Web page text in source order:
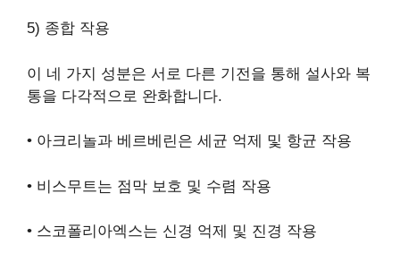
5) 종합 작용
이 네 가지 성분은 서로 다른 기전을 통해 설사와 복
통을 다각적으로 완화합니다.
• 아크리놀과 베르베린은 세균 억제 및 항균 작용
• 비스무트는 점막 보호 및 수렴 작용
• 스코폴리아엑스는 신경 억제 및 진경 작용